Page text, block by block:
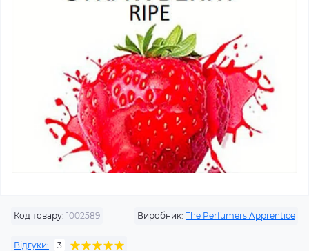
Код товару: 1002589 Виробник: The Perfumers Apprentice
Відгуки: 3